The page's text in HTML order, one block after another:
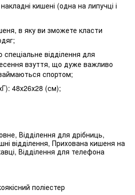
кишені (одна на липучці і
в яку ви зможете класти
відділення для
взуття, що дуже важливо
спортом;
48х26х28 (см);
Відділення для дрібниць,
відділення, Прихована кишеня на
Відділення для телефона
поліестер